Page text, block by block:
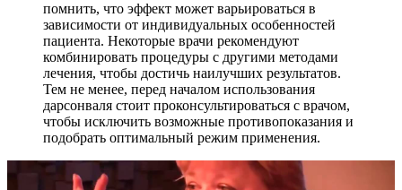
помнить, что эффект может варьироваться в
зависимости от индивидуальных особенностей
пациента. Некоторые врачи рекомендуют
комбинировать процедуры с другими методами
лечения, чтобы достичь наилучших результатов.
Тем не менее, перед началом использования
дарсонваля стоит проконсультироваться с врачом,
чтобы исключить возможные противопоказания и
подобрать оптимальный режим применения.